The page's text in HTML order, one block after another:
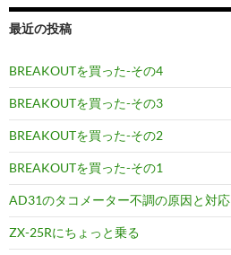
ゲ
ー
シ
ョ
ン
最近の投稿
BREAKOUTを買った-その4
BREAKOUTを買った-その3
BREAKOUTを買った-その2
BREAKOUTを買った-その1
AD31のタコメーター不調の原因と対応
ZX-25Rにちょっと乗る